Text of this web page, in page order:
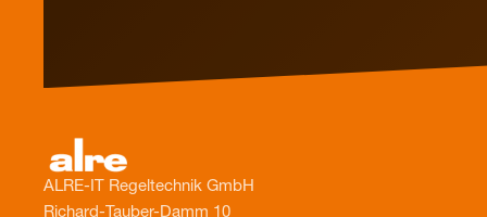
ALRE-IT Regeltechnik GmbH
Richard-Tauber-Damm 10